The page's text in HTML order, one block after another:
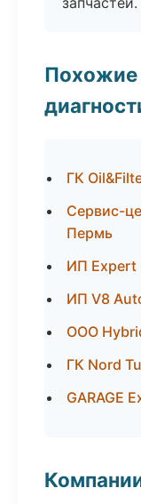
Похожие
ГК
Сервис-
Пермь
ИП Expert
ИП V8
ООО
ГК Nord
GARAGE